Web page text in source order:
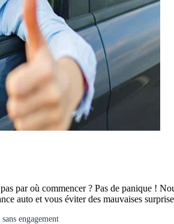
par où commencer ? Pas de panique !
auto et vous éviter des mauvaises
engagement